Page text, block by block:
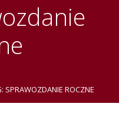
SPRAWOZDANIE ROCZNE